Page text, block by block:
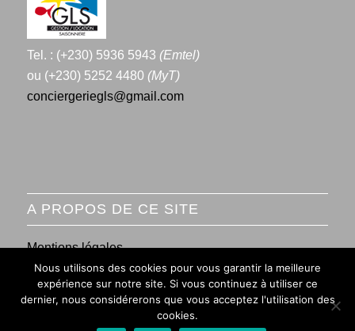
Tel. : (+230) 5936 5943 (Emtel)
ou (+230) 5252 4480 (MyT)
conciergeriegls@gmail.com
A PROPOS DE CE SITE
Mentions légales
Conditions générales de vente
Nous utilisons des cookies pour vous garantir la meilleure
expérience sur notre site. Si vous continuez à utiliser ce
dernier, nous considérerons que vous acceptez l'utilisation des
cookies.